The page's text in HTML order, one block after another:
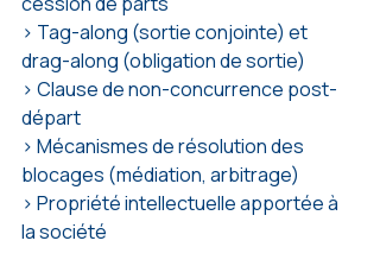
> Tag-along (sortie conjointe) et
drag-along (obligation de sortie)
> Clause de non-concurrence post-
départ
> Mécanismes de résolution des
blocages (médiation, arbitrage)
> Propriété intellectuelle apportée à
la société